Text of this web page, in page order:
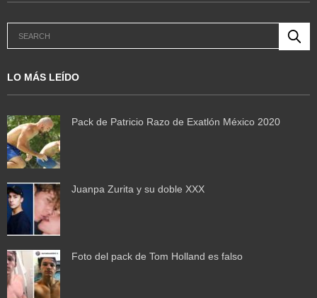
LO MÁS LEÍDO
Pack de Patricio Razo de Exatlón México 2020
Juanpa Zurita y su doble XXX
Foto del pack de Tom Holland es falso